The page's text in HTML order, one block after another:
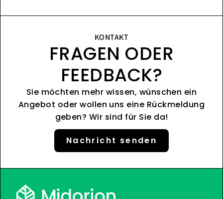
KONTAKT
FRAGEN ODER
FEEDBACK?
Sie möchten mehr wissen, wünschen ein
Angebot oder wollen uns eine Rückmeldung
geben? Wir sind für Sie da!
Nachricht senden